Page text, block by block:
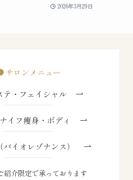
2026年3月29日
サロンメニュー
テ・フェイシャル
イフ痩身・ボディ
イオレゾナンス）
介限定で承っております